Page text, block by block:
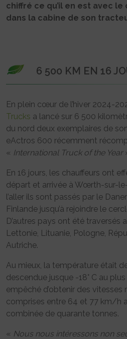
chiffré ce qu’il en est avec
dans la cabine de son
6 500 KM EN 16
En plein cœur de l’hiver 2024-
Trucks a lancé sur 6 500
du nord deux exemplaires de
eActros 600 récemment
« International Truck of the Year
En 16 jours, les chauffeurs ont
départ et arrivée à Wœrth-sur-
l’aller ils sont passés par le
Finlande jusqu’à rejoindre le
D’autres pays ont été traversés
Lettonie, Lituanie, Pologne,
Autriche.
Au mieux, la température était
descendue jusque -18° C au plus
empêché d’obtenir des vitesses
comprises entre 64 et 77 km/h
combinée de quarante tonnes.
« Nous nous intéressons non